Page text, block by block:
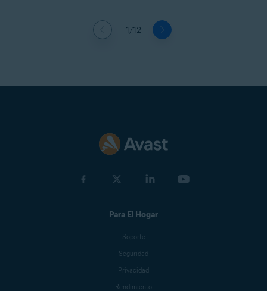
1/12
Para El Hogar
Soporte
Seguridad
Privacidad
Rendimiento